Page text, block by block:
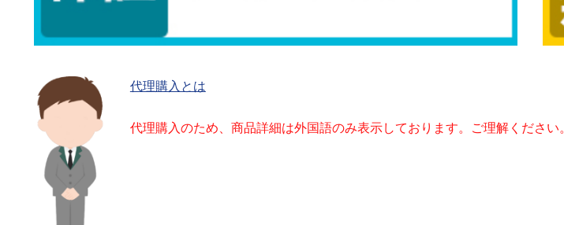
代理購入とは
代理購入のため、商品詳細は外国語のみ表示しております。ご理解ください。